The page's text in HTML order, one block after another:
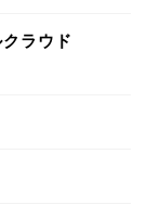
ラウド